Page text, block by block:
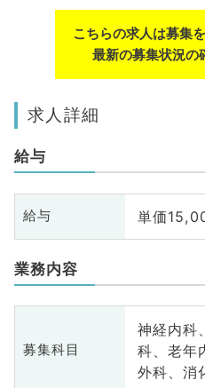
こちらの求人は募集
最新の募集状況の
求人詳細
給与
給与 単価
業務内容
募集科目
神経内科
科、老年
外科、消